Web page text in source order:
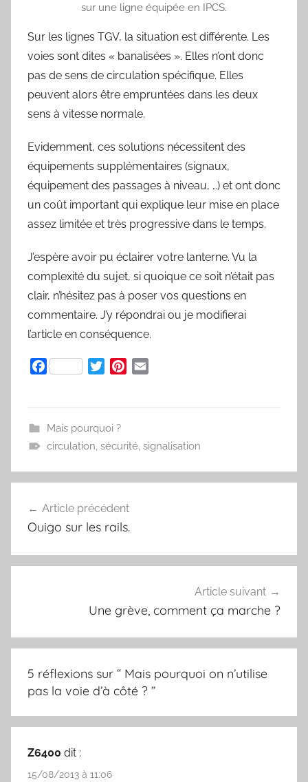
sur une ligne équipée en IPCS.
Sur les lignes TGV, la situation est différente. Les
voies sont dites « banalisées ». Elles n’ont donc
pas de sens de circulation spécifique. Elles
peuvent alors être empruntées dans les deux
sens à vitesse normale.
Evidemment, ces solutions nécessitent des
équipements supplémentaires (signaux,
équipement des passages à niveau, …) et ont donc
un coût important qui explique leur mise en place
assez limitée et très progressive dans le temps.
J’espère avoir pu éclairer votre lanterne. Vu la
complexité du sujet, si quoique ce soit n’était pas
clair, n’hésitez pas à poser vos questions en
commentaire. J’y répondrai ou je modifierai
l’article en conséquence.
F
b
o
k
t
e
r
s
Mais pourquoi ?
circulation, sécurité, signalisation
Navigation
de
l’article
Article précédent
Ouigo sur les rails.
Article suivant
Une grève, comment ça marche ?
5 réflexions sur “ Mais pourquoi on n’utilise
pas la voie d’à côté ? ”
Z6400 dit :
15/08/2013 à 11:06